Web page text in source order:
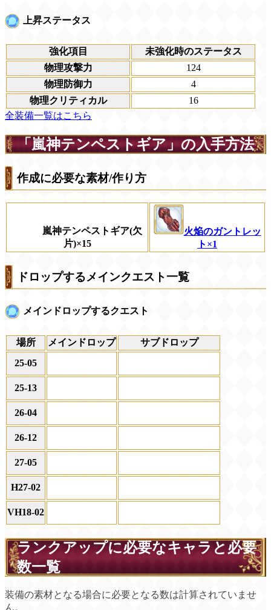
上昇ステータス
強化項目
未強化時のステータス
物理攻撃力
124
物理防御力
4
物理クリティカル
16
全装備一覧はこちら
「嵐神テンペストギア」の入手方法
作成に必要な素材/作り方
嵐神テンペストギア(欠
片)×15
火焔のガントレッ
ト×1
ドロップするメインクエスト一覧
メインドロップするクエスト
場所 メインドロップ
サブドロップ
25‐05
25‐13
26‐04
26‐12
27‐05
H27‐02
VH18‐02
ランクアップに必要なキャラと必要
数一覧
装備の素材となる場合に必要となる数は計算されていませ
ん。